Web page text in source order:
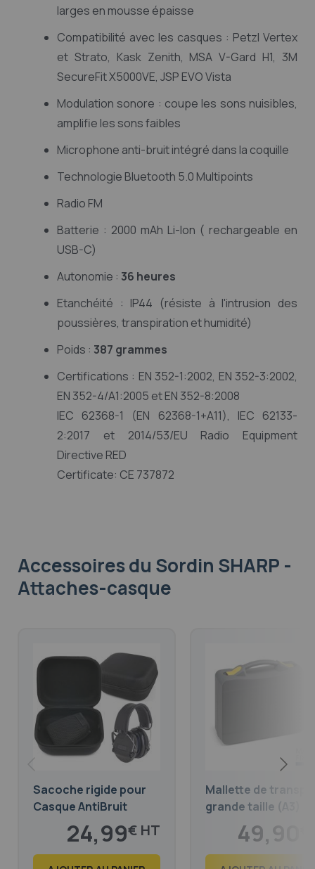
larges en mousse épaisse
Compatibilité avec les casques : Petzl Vertex
et Strato, Kask Zenith, MSA V-Gard H1, 3M
SecureFit X5000VE, JSP EVO Vista
Modulation sonore : coupe les sons nuisibles,
amplifie les sons faibles
Microphone anti-bruit intégré dans la coquille
Technologie Bluetooth 5.0 Multipoints
Radio FM
Batterie : 2000 mAh Li-Ion ( rechargeable en
USB-C)
Autonomie : 36 heures
Etanchéité : IP44 (résiste à l'intrusion des
poussières, transpiration et humidité)
Poids : 387 grammes
Certifications : EN 352-1:2002, EN 352-3:2002,
EN 352-4/A1:2005 et EN 352-8:2008
IEC 62368-1 (EN 62368-1+A11), IEC 62133-
2:2017 et 2014/53/EU Radio Equipment
Directive RED
Certificate: CE 737872
Accessoiresdu Sordin SHARP -
Attaches-casque
Sacoche rigide pour
Casque AntiBruit
24,99€
30,24
Mallette de
grande taille (A3)
49,90
60,38